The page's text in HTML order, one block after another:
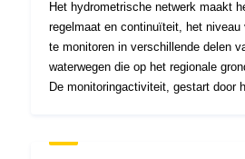
Het hydrometrische netwerk maakt
regelmaat en continuïteit, het niveau
te monitoren in verschillende delen
waterwegen die op het regionale
De monitoringactiviteit, gestart door
een paar belangrijkere rivieren, is